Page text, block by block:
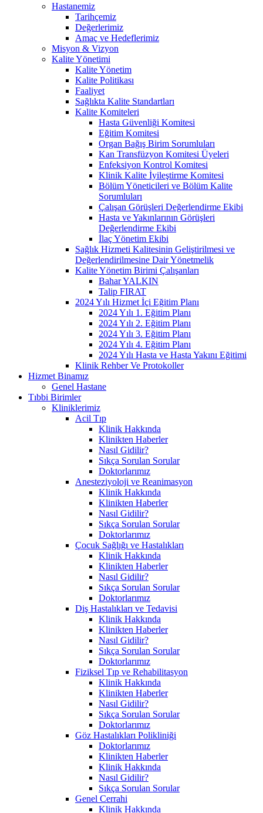
Hastanemiz
Tarihçemiz
Değerlerimiz
Amaç ve Hedeflerimiz
Misyon & Vizyon
Kalite Yönetimi
Kalite Yönetim
Kalite Politikası
Faaliyet
Sağlıkta Kalite Standartları
Kalite Komiteleri
Hasta Güvenliği Komitesi
Eğitim Komitesi
Organ Bağış Birim Sorumluları
Kan Transfüzyon Komitesi Üyeleri
Enfeksiyon Kontrol Komitesi
Klinik Kalite İyileştirme Komitesi
Bölüm Yöneticileri ve Bölüm Kalite
Sorumluları
Çalışan Görüşleri Değerlendirme Ekibi
Hasta ve Yakınlarının Görüşleri
Değerlendirme Ekibi
İlaç Yönetim Ekibi
Sağlık Hizmeti Kalitesinin Geliştirilmesi ve
Değerlendirilmesine Dair Yönetmelik
Kalite Yönetim Birimi Çalışanları
Bahar YALKIN
Talip FIRAT
2024 Yılı Hizmet İçi Eğitim Planı
2024 Yılı 1. Eğitim Planı
2024 Yılı 2. Eğitim Planı
2024 Yılı 3. Eğitim Planı
2024 Yılı 4. Eğitim Planı
2024 Yılı Hasta ve Hasta Yakını Eğitimi
Klinik Rehber Ve Protokoller
Hizmet Binamız
Genel Hastane
Tıbbi Birimler
Kliniklerimiz
Acil Tıp
Klinik Hakkında
Klinikten Haberler
Nasıl Gidilir?
Sıkça Sorulan Sorular
Doktorlarımız
Anesteziyoloji ve Reanimasyon
Klinik Hakkında
Klinikten Haberler
Nasıl Gidilir?
Sıkça Sorulan Sorular
Doktorlarımız
Çocuk Sağlığı ve Hastalıkları
Klinik Hakkında
Klinikten Haberler
Nasıl Gidilir?
Sıkça Sorulan Sorular
Doktorlarımız
Diş Hastalıkları ve Tedavisi
Klinik Hakkında
Klinikten Haberler
Nasıl Gidilir?
Sıkça Sorulan Sorular
Doktorlarımız
Fiziksel Tıp ve Rehabilitasyon
Klinik Hakkında
Klinikten Haberler
Nasıl Gidilir?
Sıkça Sorulan Sorular
Doktorlarımız
Göz Hastalıkları Polikliniği
Doktorlarımız
Klinikten Haberler
Klinik Hakkında
Nasıl Gidilir?
Sıkça Sorulan Sorular
Genel Cerrahi
Klinik Hakkında